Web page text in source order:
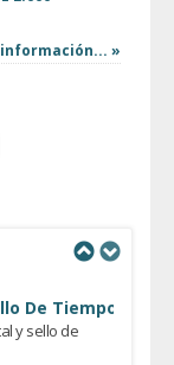
»
De Tiempo
y sello de
Previous